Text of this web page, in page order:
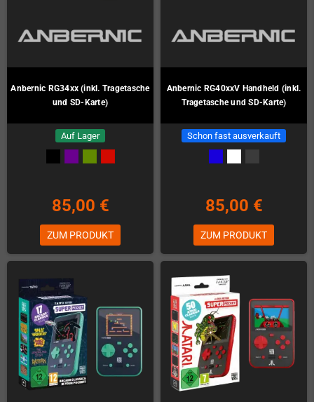
Anbernic RG34xx (inkl. Tragetasche
und SD-Karte)
Auf Lager
85,00 €
ZUM PRODUKT
Anbernic RG40xxV Handheld (inkl.
Tragetasche und SD-Karte)
Schon fast ausverkauft
85,00 €
ZUM PRODUKT